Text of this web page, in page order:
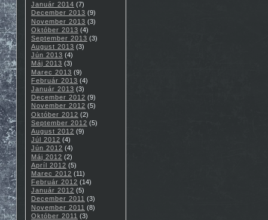
Január 2014 (7)
December 2013 (9)
November 2013 (3)
Október 2013 (4)
September 2013 (3)
August 2013 (3)
Jún 2013 (4)
Máj 2013 (3)
Marec 2013 (9)
Február 2013 (4)
Január 2013 (3)
December 2012 (9)
November 2012 (5)
Október 2012 (2)
September 2012 (5)
August 2012 (9)
Júl 2012 (4)
Jún 2012 (4)
Máj 2012 (2)
Apríl 2012 (5)
Marec 2012 (11)
Február 2012 (14)
Január 2012 (5)
December 2011 (3)
November 2011 (8)
Október 2011 (3)